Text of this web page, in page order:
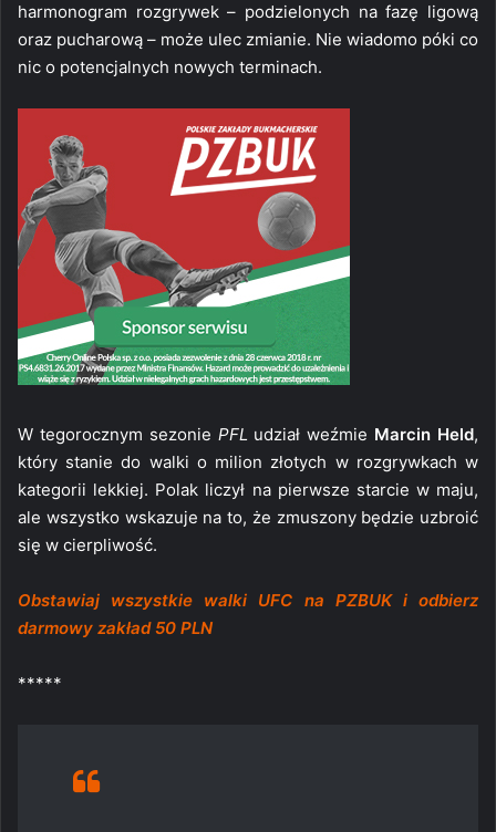
harmonogram rozgrywek – podzielonych na fazę ligową
oraz pucharową – może ulec zmianie. Nie wiadomo póki co
nic o potencjalnych nowych terminach.
W tegorocznym sezonie PFL udział weźmie Marcin Held,
który stanie do walki o milion złotych w rozgrywkach w
kategorii lekkiej. Polak liczył na pierwsze starcie w maju,
ale wszystko wskazuje na to, że zmuszony będzie uzbroić
się w cierpliwość.
Obstawiaj wszystkie walki UFC na PZBUK i odbierz
darmowy zakład 50 PLN
*****